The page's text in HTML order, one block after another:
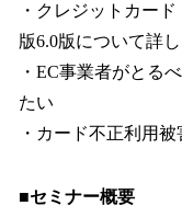
・クレジットカー
版6.0版について詳
・EC事業者がとる
たい
・カード不正利用
■セミナー概要